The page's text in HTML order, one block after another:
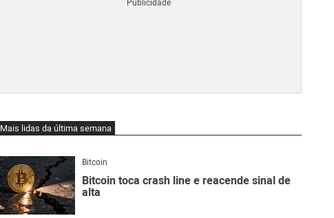
Mais lidas da última semana
Bitcoin
Bitcoin toca crash line e reacende sinal de
alta